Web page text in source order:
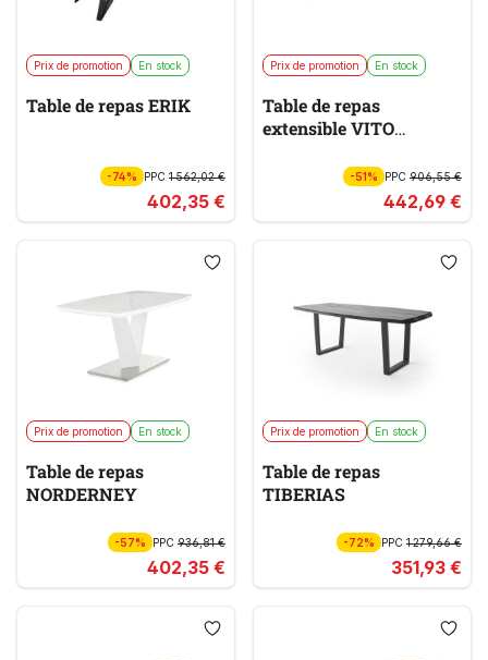
Prix de promotion En stock
Table de repas ERIK
-74% PPC 1 562,02 €
402,35 €
Prix de promotion En stock
Table de repas
extensible VITO
-51% PPC906,55 €
442,69 €
Prix de promotion En stock
Table de repas
NORDERNEY
-57% PPC 936,81 €
402,35 €
Prix de promotion En stock
Table de repas
TIBERIAS
-72% PPC1 279,66 €
351,93 €